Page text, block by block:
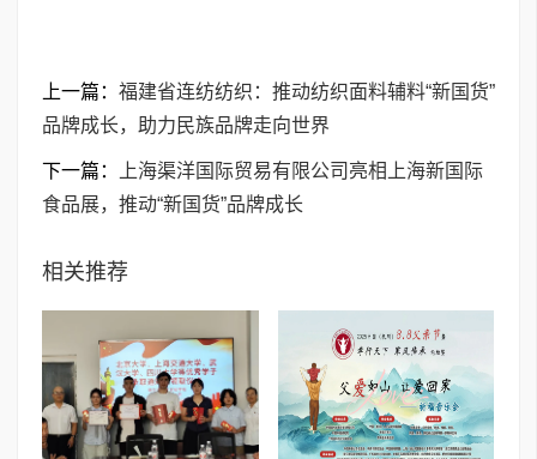
上一篇： 福建省连纺纺织：推动纺织面料辅料“新国货”
品牌成长，助力民族品牌走向世界
下一篇：
上海渠洋国际贸易有限公司亮相上海新国际
食品展，推动“新国货”品牌成长
相关推荐